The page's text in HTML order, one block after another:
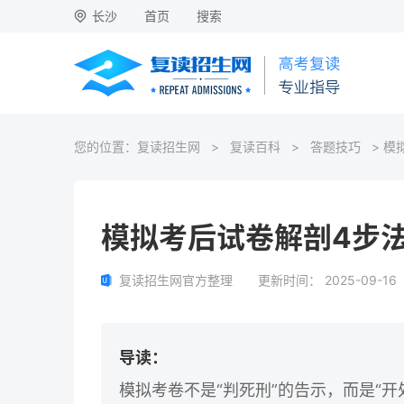
长沙 首页 搜索
您的位置： 复读招生网 > 复读百科 > 答题技巧 > 模
模拟考后试卷解剖4步
复读招生网官方整理 更新时间： 2025-09-16
导读：
模拟考卷不是“判死刑”的告示，而是“